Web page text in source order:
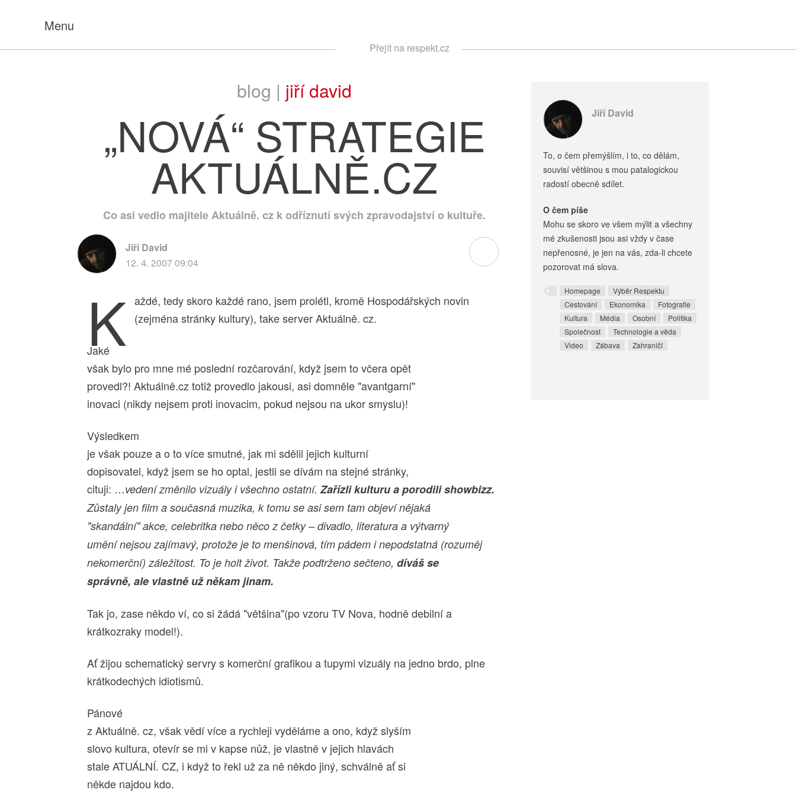
Menu
Přejít na respekt.cz
blog | jiří david
„NOVÁ“ STRATEGIE
AKTUÁLNĚ.CZ
Co asi vedlo majitele Aktuálně. cz k odříznutí svých zpravodajství o kultuře.
Jiří David
12. 4. 2007 09:04
K aždé, tedy skoro každé rano, jsem prolétl, kromě Hospodářských novin
(zejména stránky kultury), take server Aktuálně. cz.
Jaké
však bylo pro mne mé poslední rozčarování, když jsem to včera opět
provedl?! Aktuálně.cz totiž provedlo jakousi, asi domněle "avantgarní"
inovaci (nikdy nejsem proti inovacim, pokud nejsou na ukor smyslu)!
Výsledkem
je však pouze a o to více smutné, jak mi sdělil jejich kulturní
dopisovatel, když jsem se ho optal, jestli se dívám na stejné stránky,
cituji: …vedení změnilo vizuály i všechno ostatní. Zařízli kulturu a porodili showbizz.
Zůstaly jen film a současná muzika, k tomu se asi sem tam objeví nějaká
"skandální" akce, celebritka nebo něco z četky – divadlo, literatura a výtvarný
umění nejsou zajímavý, protože je to menšinová, tím pádem i nepodstatná (rozuměj
nekomerční) záležitost. To je holt život. Takže podtrženo sečteno, díváš se
správně, ale vlastně už někam jinam.
Tak jo, zase někdo ví, co si žádá "většina"(po vzoru TV Nova, hodně debilní a
krátkozraky model!).
Ať žijou schematický servry s komerční grafikou a tupymi vizuály na jedno brdo, plne
krátkodechých idiotismů.
Pánové
z Aktuálně. cz, však vědí více a rychleji vyděláme a ono, když slyším
slovo kultura, otevír se mi v kapse nůž, je vlastně v jejich hlavách
stale ATUÁLNÍ. CZ, i když to řekl už za ně někdo jiný, schválně ať si
někde najdou kdo.
Jiří David
To, o čem přemýšlím, i to, co dělám,
souvisí většinou s mou patalogickou
radostí obecně sdílet.
O čem píše
Mohu se skoro ve všem mýlit a všechny
mé zkušenosti jsou asi vždy v čase
nepřenosné, je jen na vás, zda-li chcete
pozorovat má slova.
Homepage
Výběr Respektu
Cestování
Ekonomika
Fotografie
Kultura
Média Osobní
Politika
Společnost
Technologie a věda
Video
Zábava Zahraničí